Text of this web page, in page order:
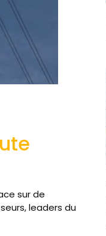
sur de
leaders du